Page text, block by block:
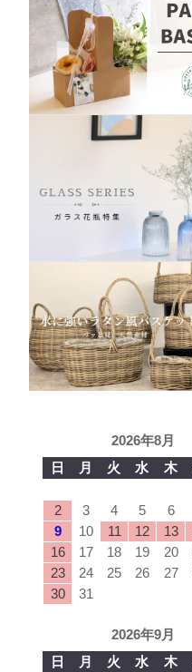
2026年8月
日
月 火 水 木
2
3 4 5 6
9
10 11 12 13
16
17 18 19 20
23
24 25 26 27
30
31
2026年9月
日
月 火 水 木